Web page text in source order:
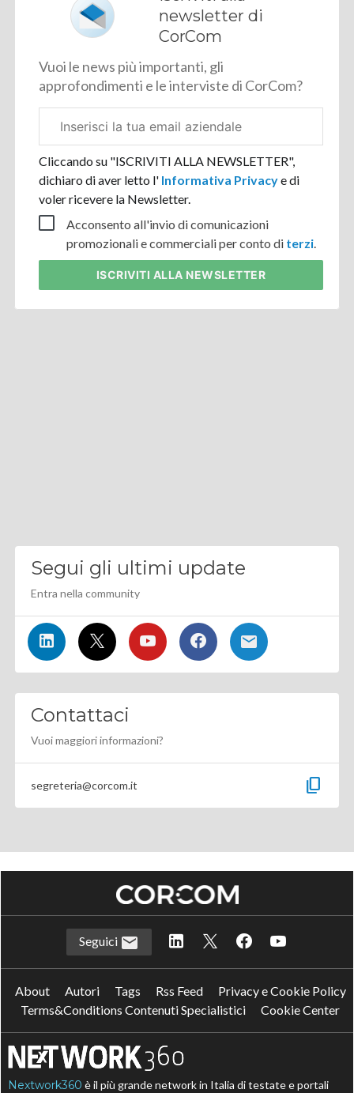
newsletter di
CorCom
Vuoi le news più importanti, gli
approfondimenti e le interviste di CorCom?
aziendale
Cliccando su "ISCRIVITI ALLA NEWSLETTER",
dichiaro di aver letto l' Informativa Privacye di
voler ricevere la Newsletter.
Acconsento all'invio di comunicazioni
promozionali e commerciali per conto di terzi.
ISCRIVITI ALLA NEWSLETTER
Segui gli ultimi update
Entra nella community
Contattaci
Vuoi maggiori informazioni?
segreteria@corcom.it content_copy
Seguici
About Autori Tags Rss Feed
Privacy e Cookie Policy
Terms&Conditions Contenuti Specialistici
Cookie Center
Nextwork360 è il più grande network in Italia di testate e portali